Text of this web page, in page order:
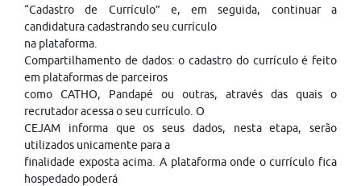
“Cadastro de Currículo” e, em seguida, continuar a
candidatura cadastrando seu currículo
na plataforma.
Compartilhamento de dados: o cadastro do currículo é feito
em plataformas de parceiros
como CATHO, Pandapé ou outras, através das quais o
recrutador acessa o seu currículo. O
CEJAM informa que os seus dados, nesta etapa, serão
utilizados unicamente para a
finalidade exposta acima. A plataforma onde o currículo fica
hospedado poderá